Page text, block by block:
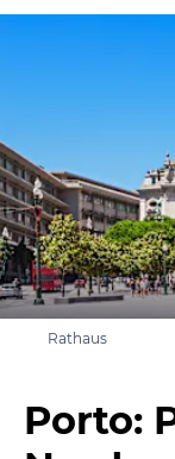
Rathaus
Porto: